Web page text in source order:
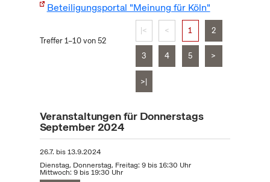
Beteiligungsportal "Meinung für Köln"
Treffer 1–10 von 52
|< < 1 2
3 4 5 >
>|
Veranstaltungen für Donnerstags
September 2024
26.7. bis13.9.2024
Dienstag, Donnerstag, Freitag: 9 bis 16:30 Uhr
Mittwoch: 9 bis 19:30 Uhr